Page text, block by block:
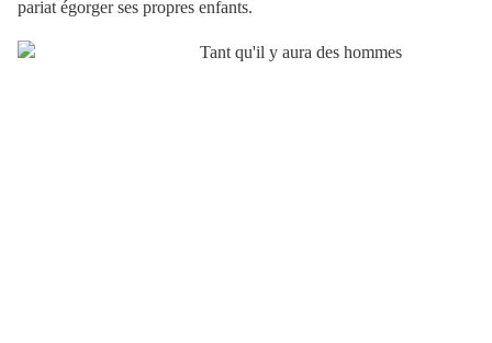
pariat égorger ses propres enfants.